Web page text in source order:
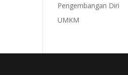
Pengembangan Diri
UMKM